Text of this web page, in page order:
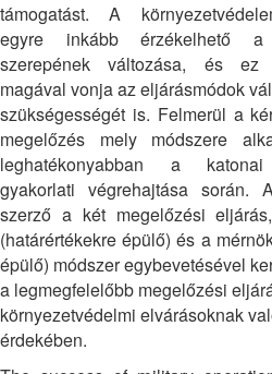
támogatást. A
egyre inkább érzékelhető a
szerepének változása, és
magával vonja az eljárásmódok
szükségességét is. Felmerül a
megelőzés mely módszere
leghatékonyabban a
gyakorlati végrehajtása során.
szerző a két megelőzési
(határértékekre épülő) és a
épülő) módszer egybevetésével
a legmegfelelőbb megelőzési
környezetvédelmi elvárásoknak
érdekében.